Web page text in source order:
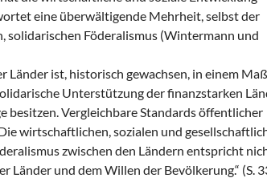
eine überwältigende Mehrheit, selbst der
solidarischen Föderalismus (Wintermann und
ist, historisch gewachsen, in einem
Unterstützung der finanzstarken
besitzen. Vergleichbare Standards öffentlicher
wirtschaftlichen, sozialen und
zwischen den Ländern entspricht
und dem Willen der Bevölkerung.“ (S.